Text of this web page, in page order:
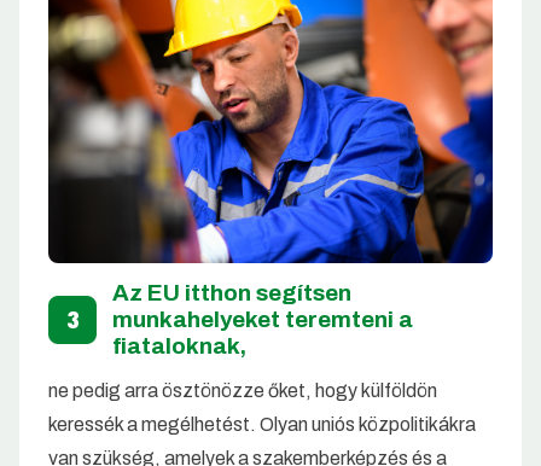
3
Az EU itthon segítsen
munkahelyeket teremteni a
fiataloknak,
ne pedig arra ösztönözze őket, hogy külföldön
keressék a megélhetést. Olyan uniós közpolitikákra
van szükség, amelyek a szakemberképzés és a